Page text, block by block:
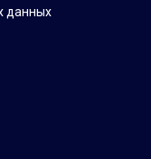
данных